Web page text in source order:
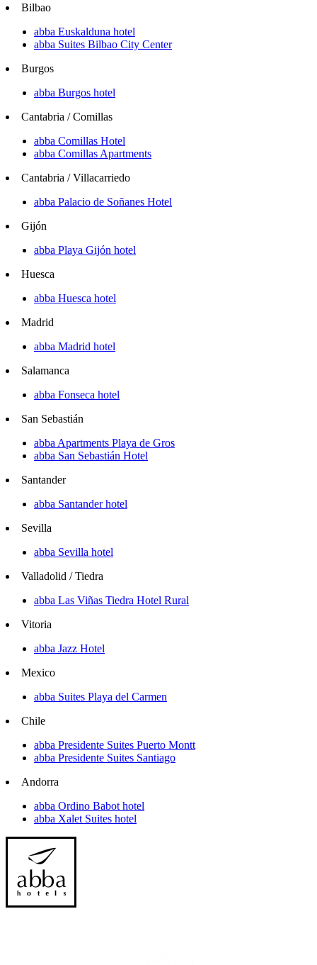
Bilbao
abba Euskalduna hotel
abba Suites Bilbao City Center
Burgos
abba Burgos hotel
Cantabria / Comillas
abba Comillas Hotel
abba Comillas Apartments
Cantabria / Villacarriedo
abba Palacio de Soñanes Hotel
Gijón
abba Playa Gijón hotel
Huesca
abba Huesca hotel
Madrid
abba Madrid hotel
Salamanca
abba Fonseca hotel
San Sebastián
abba Apartments Playa de Gros
abba San Sebastián Hotel
Santander
abba Santander hotel
Sevilla
abba Sevilla hotel
Valladolid / Tiedra
abba Las Viñas Tiedra Hotel Rural
Vitoria
abba Jazz Hotel
Mexico
abba Suites Playa del Carmen
Chile
abba Presidente Suites Puerto Montt
abba Presidente Suites Santiago
Andorra
abba Ordino Babot hotel
abba Xalet Suites hotel